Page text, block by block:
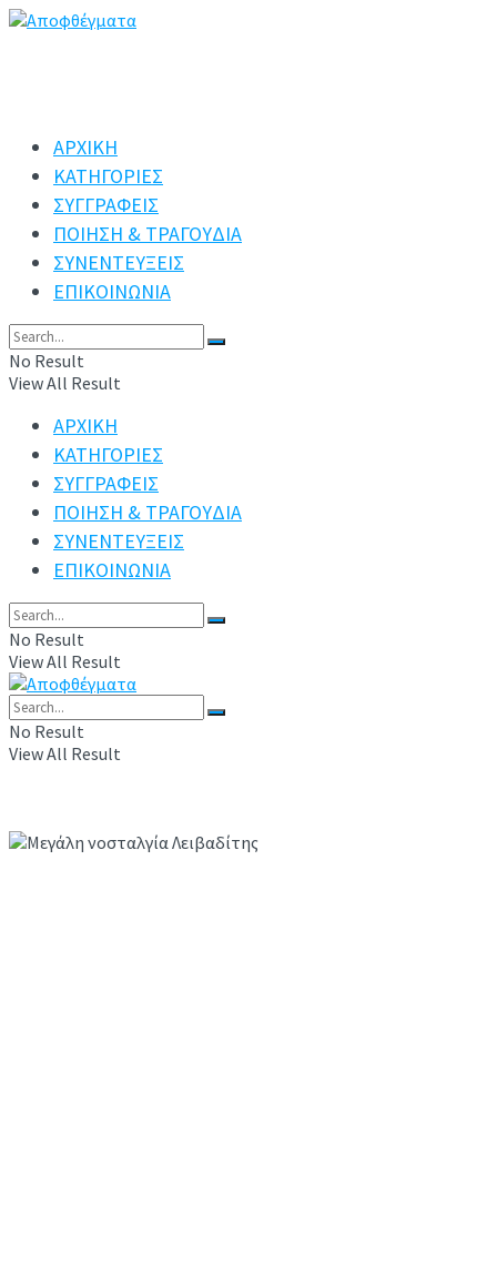
ΑΡΧΙΚΗ
ΚΑΤΗΓΟΡΙΕΣ
ΣΥΓΓΡΑΦΕΙΣ
ΠΟΙΗΣΗ & ΤΡΑΓΟΥΔΙΑ
ΣΥΝΕΝΤΕΥΞΕΙΣ
ΕΠΙΚΟΙΝΩΝΙΑ
No Result
View All Result
ΑΡΧΙΚΗ
ΚΑΤΗΓΟΡΙΕΣ
ΣΥΓΓΡΑΦΕΙΣ
ΠΟΙΗΣΗ & ΤΡΑΓΟΥΔΙΑ
ΣΥΝΕΝΤΕΥΞΕΙΣ
ΕΠΙΚΟΙΝΩΝΙΑ
No Result
View All Result
No Result
View All Result